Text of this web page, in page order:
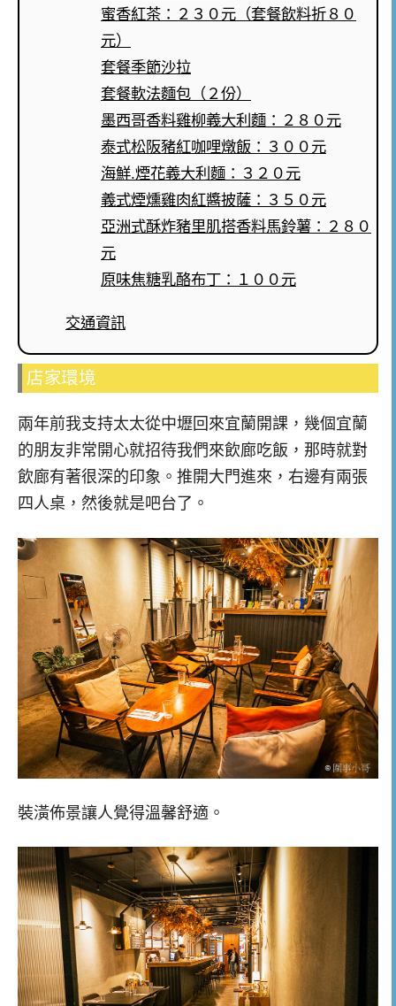
蜜香紅茶：２３０元（套餐飲料折８０
元）
套餐季節沙拉
套餐軟法麵包（２份）
墨西哥香料雞柳義大利麵：２８０元
泰式松阪豬紅咖哩燉飯：３００元
海鮮.煙花義大利麵：３２０元
義式煙燻雞肉紅醬披薩：３５０元
亞洲式酥炸豬里肌搭香料馬鈴薯：２８０
元
原味焦糖乳酪布丁：１００元
交通資訊
店家環境
兩年前我支持太太從中壢回來宜蘭開課，幾個宜蘭
的朋友非常開心就招待我們來飲廊吃飯，那時就對
飲廊有著很深的印象。推開大門進來，右邊有兩張
四人桌，然後就是吧台了。
裝潢佈景讓人覺得溫馨舒適。